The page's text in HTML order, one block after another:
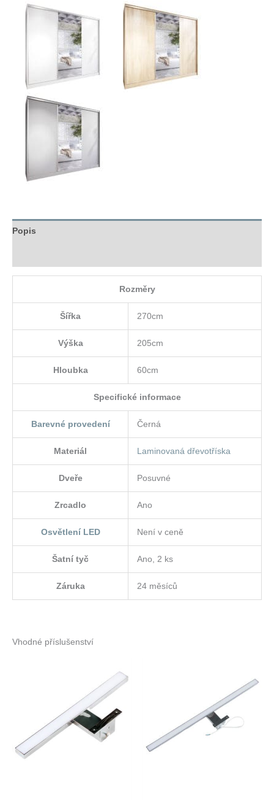
Popis
Rozměry
Šířka 270cm
Výška 205cm
Hloubka 60cm
Specifické informace
Barevné provedení Černá
Materiál Laminovaná dřevotříska
Dveře Posuvné
Zrcadlo Ano
Osvětlení LED Není v ceně
Šatní tyč Ano, 2 ks
Záruka 24 měsíců
Vhodné příslušenství